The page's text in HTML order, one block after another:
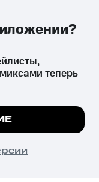
вред здоровью,
все
теперь